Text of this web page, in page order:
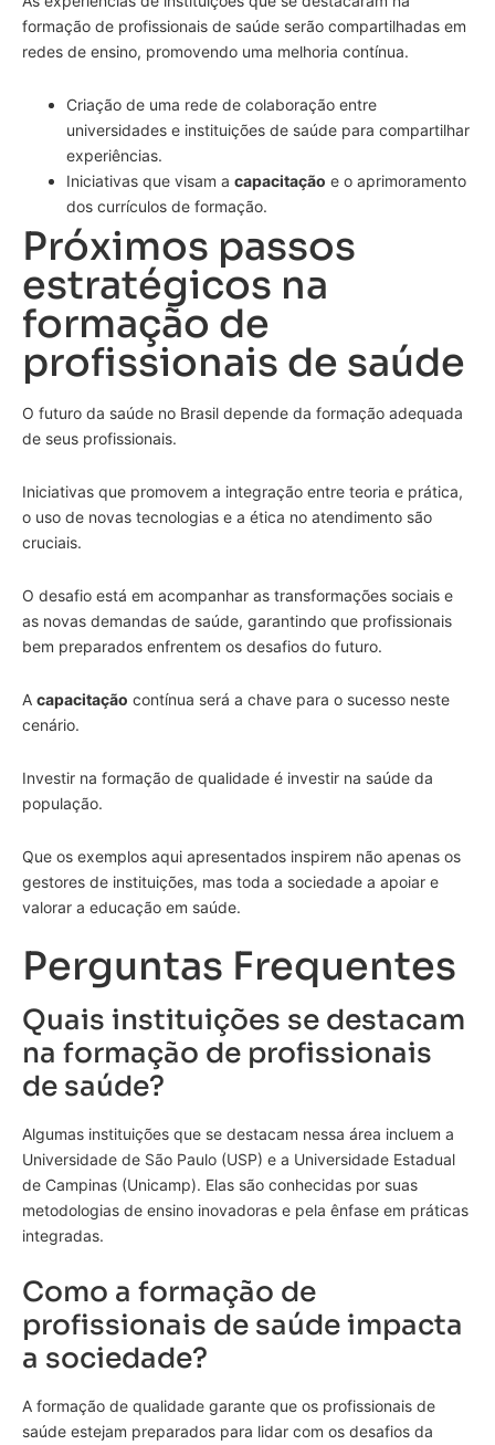
formação de profissionais de saúde serão compartilhadas em
redes de ensino, promovendo uma melhoria contínua.
Criação de uma rede de colaboração entre
universidades e instituições de saúde para compartilhar
experiências.
Iniciativas que visam a capacitação e o aprimoramento
dos currículos de formação.
Próximos passos
estratégicos na
formação de
profissionais de saúde
O futuro da saúde no Brasil depende da formação adequada
de seus profissionais.
Iniciativas que promovem a integração entre teoria e prática,
o uso de novas tecnologias e a ética no atendimento são
cruciais.
O desafio está em acompanhar as transformações sociais e
as novas demandas de saúde, garantindo que profissionais
bem preparados enfrentem os desafios do futuro.
A capacitação contínua será a chave para o sucesso neste
cenário.
Investir na formação de qualidade é investir na saúde da
população.
Que os exemplos aqui apresentados inspirem não apenas os
gestores de instituições, mas toda a sociedade a apoiar e
valorar a educação em saúde.
Perguntas Frequentes
Quais instituições se destacam
na formação de profissionais
de saúde?
Algumas instituições que se destacam nessa área incluem a
Universidade de São Paulo (USP) e a Universidade Estadual
de Campinas (Unicamp). Elas são conhecidas por suas
metodologias de ensino inovadoras e pela ênfase em práticas
integradas.
Como a formação de
profissionais de saúde impacta
a sociedade?
A formação de qualidade garante que os profissionais de
saúde estejam preparados para lidar com os desafios da